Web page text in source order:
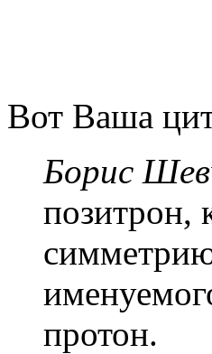
Вот Ваша
Борис
позитрон,
протон.